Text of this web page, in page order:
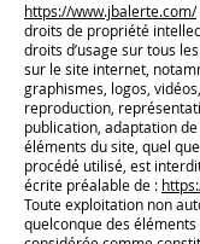
https://www.jbalerte.com/
droits de propriété
droits d’usage sur tous
sur le site internet,
graphismes, logos,
reproduction,
publication, adaptation
éléments du site, quel
procédé utilisé, est
écrite préalable de :
Toute exploitation non
quelconque des éléments